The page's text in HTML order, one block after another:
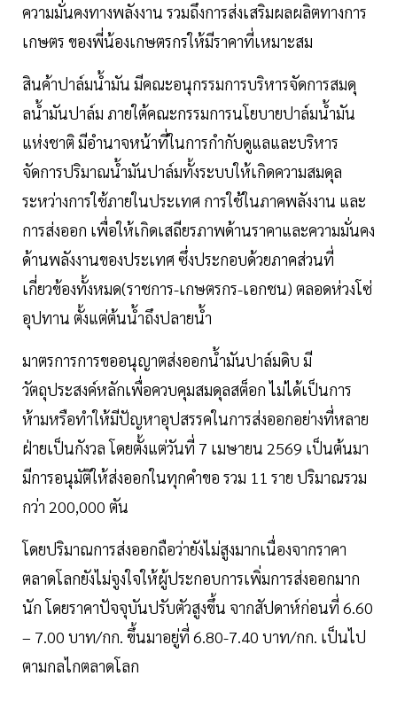
ความมั่นคงทางพลังงาน รวมถึงการส่งเสริมผลผลิตทางการ
เกษตร ของพี่น้องเกษตรกรให้มีราคาที่เหมาะสม
สินค้าปาล์มนํ้ามัน มีคณะอนุกรรมการบริหารจัดการสมดุ
ลนํ้ามันปาล์ม ภายใต้คณะกรรมการนโยบายปาล์มนํ้ามัน
แห่งชาติ มีอํานาจหน้าที่ในการกํากับดูแลและบริหาร
จัดการปริมาณนํ้ามันปาล์มทั้งระบบให้เกิดความสมดุล
ระหว่างการใช้ภายในประเทศ การใช้ในภาคพลังงาน และ
การส่งออก เพื่อให้เกิดเสถียรภาพด้านราคาและความมั่นคง
ด้านพลังงานของประเทศ ซึ่งประกอบด้วยภาคส่วนที่
เกี่ยวข้องทั้งหมด(ราชการ-เกษตรกร-เอกชน) ตลอดห่วงโซ่
อุปทาน ตั้งแต่ต้นนํ้าถึงปลายนํ้า
มาตรการการขออนุญาตส่งออกนํ้ามันปาล์มดิบ มี
วัตถุประสงค์หลักเพื่อควบคุมสมดุลสต็อก ไม่ได้เป็นการ
ห้ามหรือทําให้มีปัญหาอุปสรรคในการส่งออกอย่างที่หลาย
ฝ่ายเป็นกังวล โดยตั้งแต่วันที่ 7 เมษายน 2569 เป็นต้นมา
มีการอนุมัติให้ส่งออกในทุกคําขอ รวม 11 ราย ปริมาณรวม
กว่า 200,000 ตัน
โดยปริมาณการส่งออกถือว่ายังไม่สูงมากเนื่องจากราคา
ตลาดโลกยังไม่จูงใจให้ผู้ประกอบการเพิ่มการส่งออกมาก
นัก โดยราคาปัจจุบันปรับตัวสูงขึ้น จากสัปดาห์ก่อนที่ 6.60
– 7.00 บาท/กก. ขึ้นมาอยู่ที่ 6.80-7.40 บาท/กก. เป็นไป
ตามกลไกตลาดโลก